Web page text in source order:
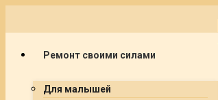
Ремонт своими силами
Для малышей